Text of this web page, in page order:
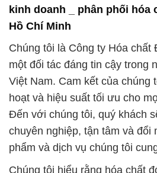
Việt Nam. Cam kết của chúng
hoạt và hiệu suất tối ưu cho
Đến với chúng tôi, quý khách
chuyên nghiệp, tận tâm và
phẩm và dịch vụ chúng tôi cung
Chúng tôi hiểu rằng hóa chất
trọng trong quá trình sản xuất
dạng của sản phẩm của chúng
có thể đáp ứng mọi nhu cầu
Chúng tôi tin rằng sự hỗ trợ